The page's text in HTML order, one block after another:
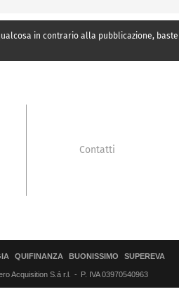
in contrario alla pubblicazione,
Contatti
QUIFINANZA BUONISSIMO SUPEREVA
Acquisition S.á r.l. P. IVA 03970540963